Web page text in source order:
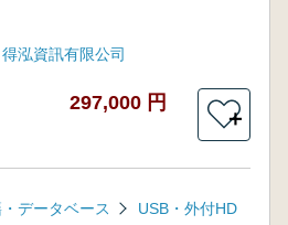
得泓資訊有限公司
297,000 円
＋
データベース USB・外付HD